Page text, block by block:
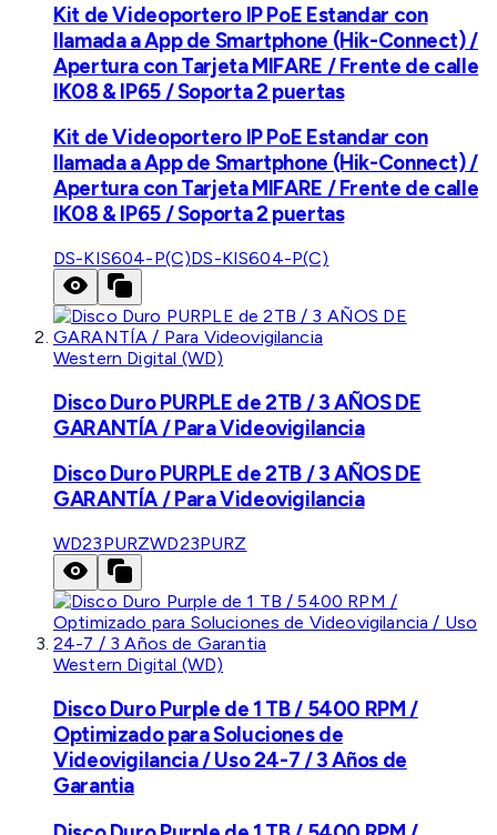
Kit de Videoportero IP PoE Estandar con
llamada a App de Smartphone (Hik-Connect) /
Apertura con Tarjeta MIFARE / Frente de calle
IK08 & IP65 / Soporta 2 puertas
Kit de Videoportero IP PoE Estandar con
llamada a App de Smartphone (Hik-Connect) /
Apertura con Tarjeta MIFARE / Frente de calle
IK08 & IP65 / Soporta 2 puertas
DS-KIS604-P(C)DS-KIS604-P(C)
Western Digital (WD)
Disco Duro PURPLE de 2TB / 3 AÑOS DE
GARANTÍA / Para Videovigilancia
Disco Duro PURPLE de 2TB / 3 AÑOS DE
GARANTÍA / Para Videovigilancia
WD23PURZWD23PURZ
Western Digital (WD)
Disco Duro Purple de 1 TB / 5400 RPM /
Optimizado para Soluciones de
Videovigilancia / Uso 24-7 / 3 Años de
Garantia